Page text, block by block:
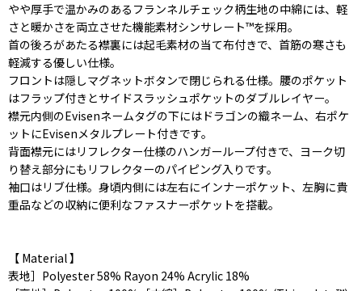
やや厚手で温かみのあるフランネルチェック柄生地の中綿には、軽
さと暖かさを両立させた機能素材シンサレート™︎を採用。
首の後ろがあたる襟裏には起毛素材の当て布付きで、首筋の寒さも
軽減する優しい仕様。
フロントは隠しマグネットボタンで閉じられる仕様。腰のポケット
はフラップ付きとサイドスラッシュポケットのダブルレイヤー。
襟元内側のEvisenネームタグの下にはドラゴンの織ネーム、右ポケ
ットにEvisenメタルプレート付きです。
背面襟元にはリフレクター仕様のハンガーループ付きで、ヨーク切
り替え部分にもリフレクターのパイピング入りです。
袖口はリブ仕様。身頃内側には左右にインナーポケット、左胸に貴
重品などの収納に便利なファスナーポケットを搭載。
【 Material 】
表地］Polyester 58% Rayon 24% Acrylic 18%